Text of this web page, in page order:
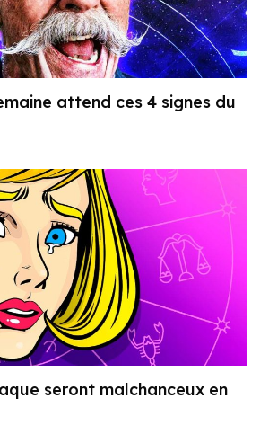
attend ces 4 signes du
seront malchanceux en